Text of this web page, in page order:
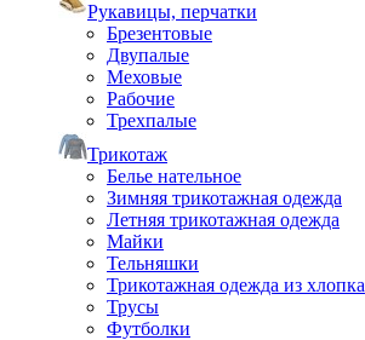
Рукавицы, перчатки
Брезентовые
Двупалые
Меховые
Рабочие
Трехпалые
Трикотаж
Белье нательное
Зимняя трикотажная одежда
Летняя трикотажная одежда
Майки
Тельняшки
Трикотажная одежда из хлопка
Трусы
Футболки